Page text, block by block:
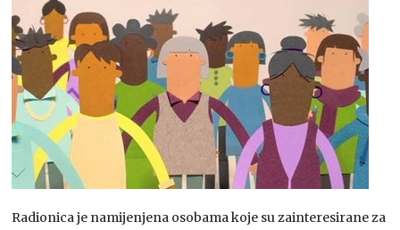
Radionica je namijenjena osobama koje su zainteresirane za